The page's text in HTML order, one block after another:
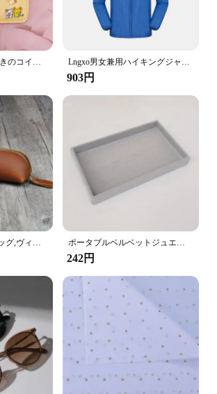
is a standout. Its performance
delivering efficient results every time.
is user-friendly, making it easy to
With its lightweight build and
convenient to carry and store,
have the right tool at hand when
Whether you're a professional
home DIYer, this barikan is a
for any toolkit.
Sanrio-ボタンとPU付きのコイン財布,カードパッケージウォレット,ccitoroll my Allokromi,カジュアル,お金,ハローキティ,新品 Lngxo男女兼用ハイキングジャケット女性用防水クイックドライキャンプウインドブレーカートレッキング釣りレインコート屋外アンチUV服
903円
シンプルな文房具バッグ,ヴィンテージ革ペンケース,収納バッグ,ジッパー式ポーチ,学用品 ポータブルベルベットジュエリーディスプレイトレイ、リングホルダー、イヤリング、ネックオーガナイザー、収納ボックス、絶妙なオーガナイザー
242円